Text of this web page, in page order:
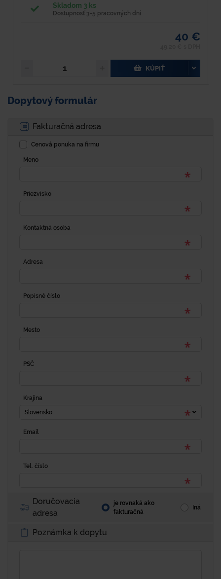
Skladom 3 ks
Dostupnosť 3-5 pracovných dní
40 €
KÚPIŤ
Dopytový formulár
Fakturačná adresa
Cenová ponuka na firmu
Meno
Priezvisko
Kontaktná osoba
Adresa
Popisné číslo
Mesto
PSČ
Krajina
Slovensko
Email
Tel. číslo
Doručovacia
adresa
je rovnaká ako
fakturačná
Iná
Poznámka k dopytu